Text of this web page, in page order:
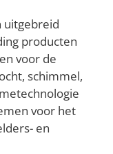
uitgebreid
producten
voor de
schimmel,
voor het
en